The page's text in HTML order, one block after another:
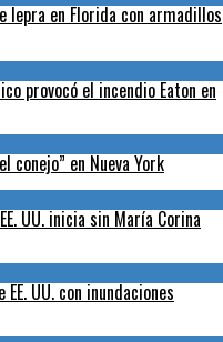
lepra en Florida con armadillos
provocó el incendio Eaton en
conejo” en Nueva York
UU. inicia sin María Corina
UU. con inundaciones